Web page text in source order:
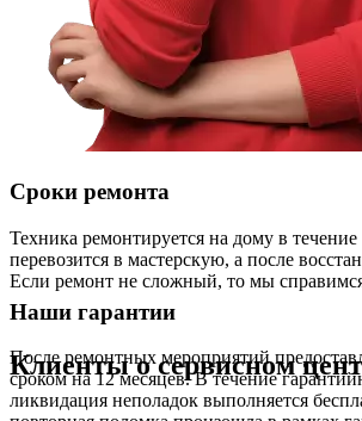
Сроки ремонта
Техника ремонтируется на дому в
перевозится в мастерскую, а после
Если ремонт не сложный, то мы
Наши гарантии
После ремонтных мероприятий
сроком на 12 месяцев. В течение
ликвидация неполадок выполняется
Клиенты о сервисном